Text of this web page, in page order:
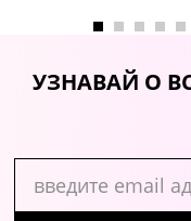
УЗНАВАЙ О